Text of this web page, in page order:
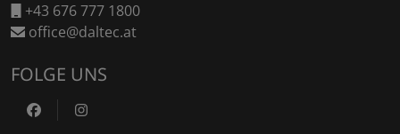
+43 676 777 1800
office@daltec.at
FOLGE UNS
https://www.facebook.com/DaltecAustria